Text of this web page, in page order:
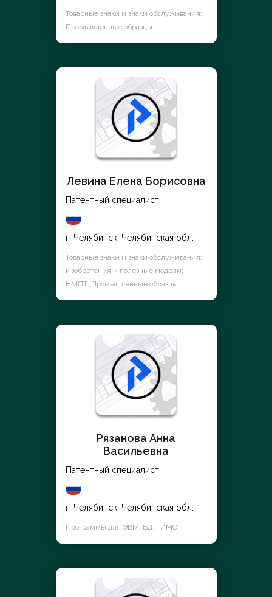
Товарные знаки и знаки обслуживания;
Промышленные образцы
Левина Елена Борисовна
Патентный специалист
г. Челябинск, Челябинская обл.
Товарные знаки и знаки обслуживания;
Изобретения и полезные модели;
НМПТ; Промышленные образцы
Рязанова Анна
Васильевна
Патентный специалист
г. Челябинск, Челябинская обл.
Программы для ЭВМ, БД, ТИМС